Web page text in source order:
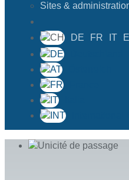
Sites &
DE FR IT